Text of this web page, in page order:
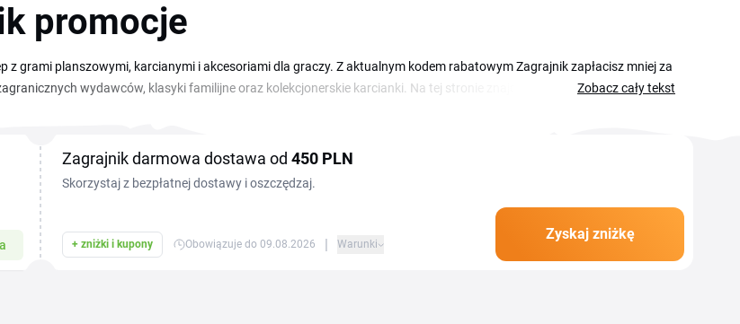
promocje
z grami planszowymi, karcianymi i akcesoriami dla graczy. Z aktualnym kodem rabatowym Zagrajnik zapłacisz mniej za
wydawców, klasyki familijne oraz kolekcjonerskie karcianki. Na tej stronie znajdziesz aktualne kupony i
Zobacz cały tekst
Zagrajnik darmowa dostawa od 450 PLN
Skorzystaj z bezpłatnej dostawy i oszczędzaj.
+ zniżki i kupony Obowiązuje do 09.08.2026 | Warunki
Zyskaj zniżkę